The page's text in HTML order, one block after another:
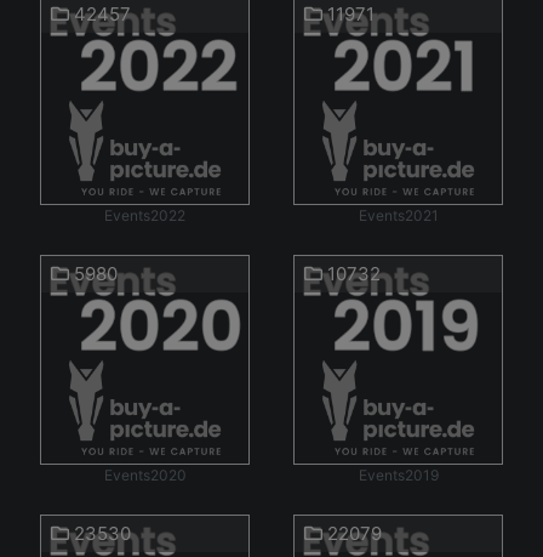
42457
Events2022
11971
Events2021
5980
Events2020
10732
Events2019
23530 22079